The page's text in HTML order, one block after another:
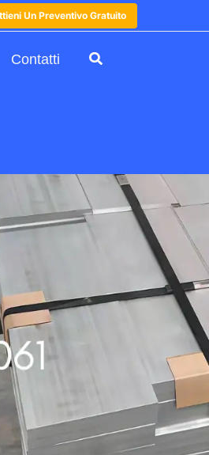
Un Preventivo Gratuito
Contatti